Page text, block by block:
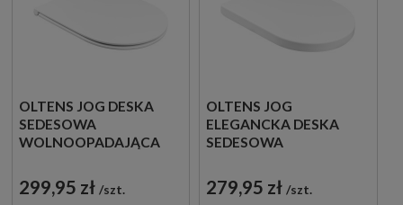
OLTENS JOG DESKA
SEDESOWA
WOLNOOPADAJĄCA
299,95 zł szt.
OLTENS JOG
ELEGANCKA DESKA
SEDESOWA
KLASYCZNEJ BIELI
45101000
279,95 zł szt.